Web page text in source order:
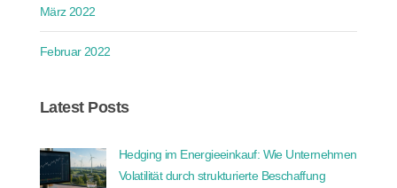
März 2022
Februar 2022
Latest Posts
Hedging im Energieeinkauf: Wie Unternehmen
Volatilität durch strukturierte Beschaffung